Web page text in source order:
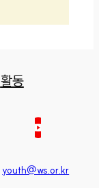
활동
youth@ws.or.kr